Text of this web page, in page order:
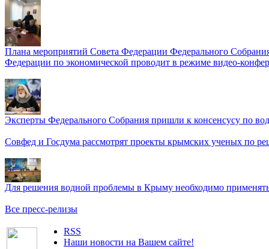
Плана мероприятий Совета Федерации Федерального
Федерации по экономической проводит в режиме видео-
Эксперты Федерального Собрания пришли к консенсусу по
Совфед и Госдума рассмотрят проекты крымских ученых по
Для решения водной проблемы в Крыму необходимо
Все пресс-релизы
RSS
Наши новости на Вашем сайте!